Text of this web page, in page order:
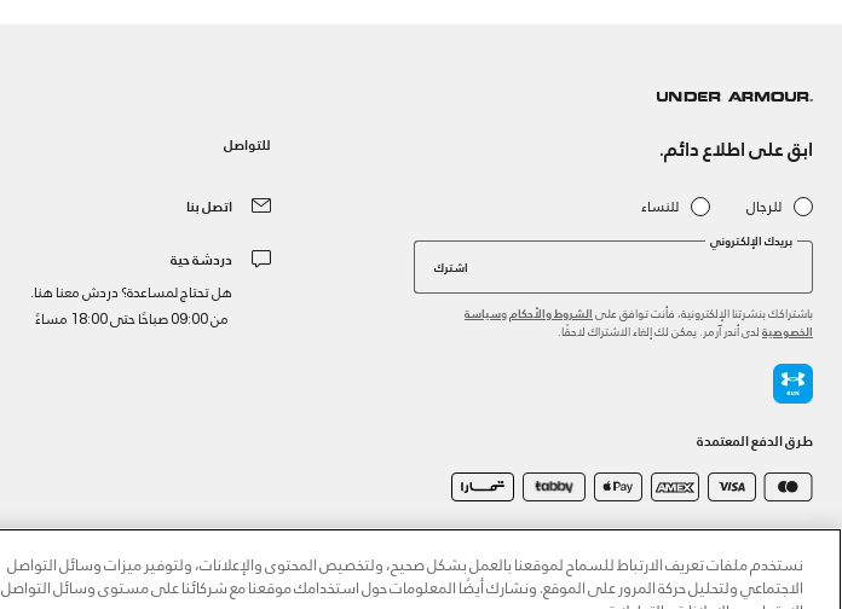
ابق على اطلاع دائم.
للرجال للنساء
بريدك الإلكتروني
اشترك
باشتراكك بنشرتنا الإلكترونية، فأنت توافق على الشروط والأحكام وسياسة
الخصوصية لدى أندر آرمر. يمكن لك إلغاء الاشتراك لاحقًا.
طرق الدفع المعتمدة
للتواصل
اتصل بنا
دردشة حية
هل تحتاج لمساعدة؟ دردش معنا هنا.
من 09:00 صباحًا حتى 18:00 مساءً
نستخدم ملفات تعريف الارتباط للسماح لموقعنا بالعمل بشكل صحيح، ولتخصيص المحتوى والإعلانات، ولتوفير ميزات وسائل التواصل
الاجتماعي ولتحليل حركة المرور على الموقع. ونشارك أيضًا المعلومات حول استخدامك موقعنا مع شركائنا على مستوى وسائل التواصل